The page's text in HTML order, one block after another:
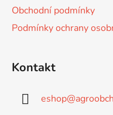
Obchodní podmínky
Podmínky ochrany
Kontakt
eshop@